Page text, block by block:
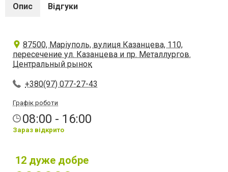
Опис Відгуки
87500, Маріуполь, вулиця Казанцева, 110,
пересечение ул. Казанцева и пр. Металлургов.
Центральный рынок
+380(97) 077-27-43
Графік роботи
08:00 - 16:00
Зараз відкрито
12 дуже добре